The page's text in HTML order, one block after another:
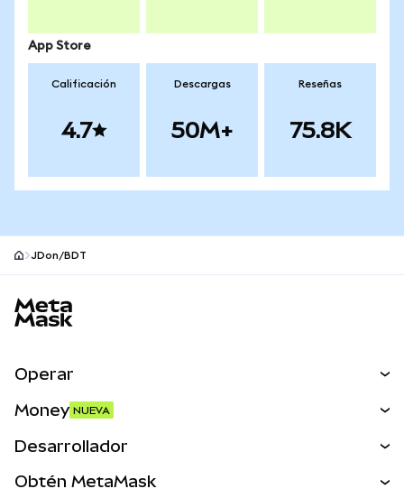
App Store
Calificación
4.7
Descargas
50M+
Reseñas
75.8K
JDon/BDT
Operar
Activos del mundo real
Money NUEVA
Desarrollador
Obtén MetaMask